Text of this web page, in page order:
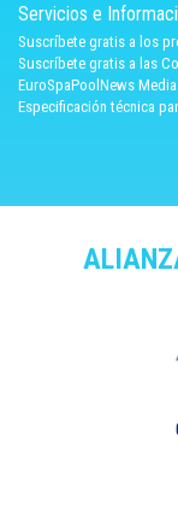
Servicios e
Suscríbete gratis a los
Suscríbete gratis a las
EuroSpaPoolNews Media
Especificación técnica